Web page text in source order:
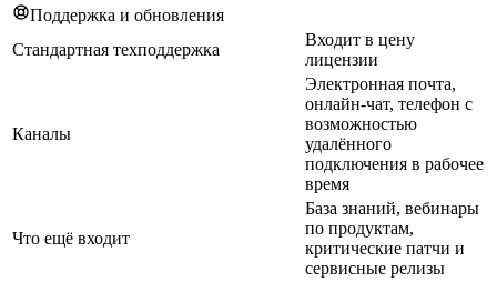
Поддержка и обновления
Стандартная техподдержка
Входит в цену
лицензии
Каналы
Электронная почта,
онлайн-чат, телефон с
возможностью
удалённого
подключения в рабочее
время
Что ещё входит
База знаний, вебинары
по продуктам,
критические патчи и
сервисные релизы